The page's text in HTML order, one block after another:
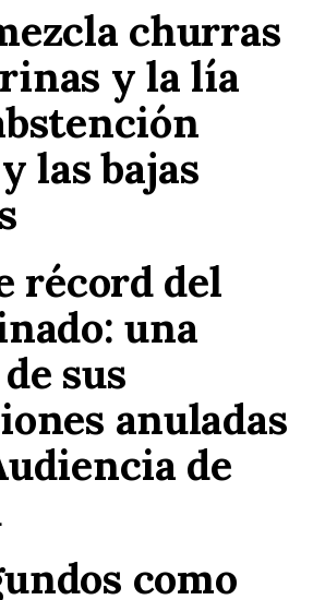
churras
y la lía
las bajas
récord del
una
sus
anuladas
de
como